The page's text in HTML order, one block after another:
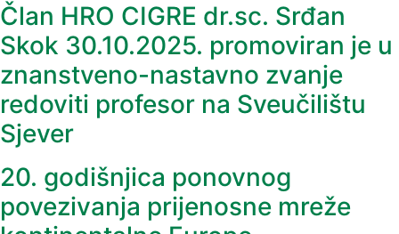
Član HRO CIGRE dr.sc. Srđan
Skok 30.10.2025. promoviran je u
znanstveno-nastavno zvanje
redoviti profesor na Sveučilištu
Sjever
20. godišnjica ponovnog
povezivanja prijenosne mreže